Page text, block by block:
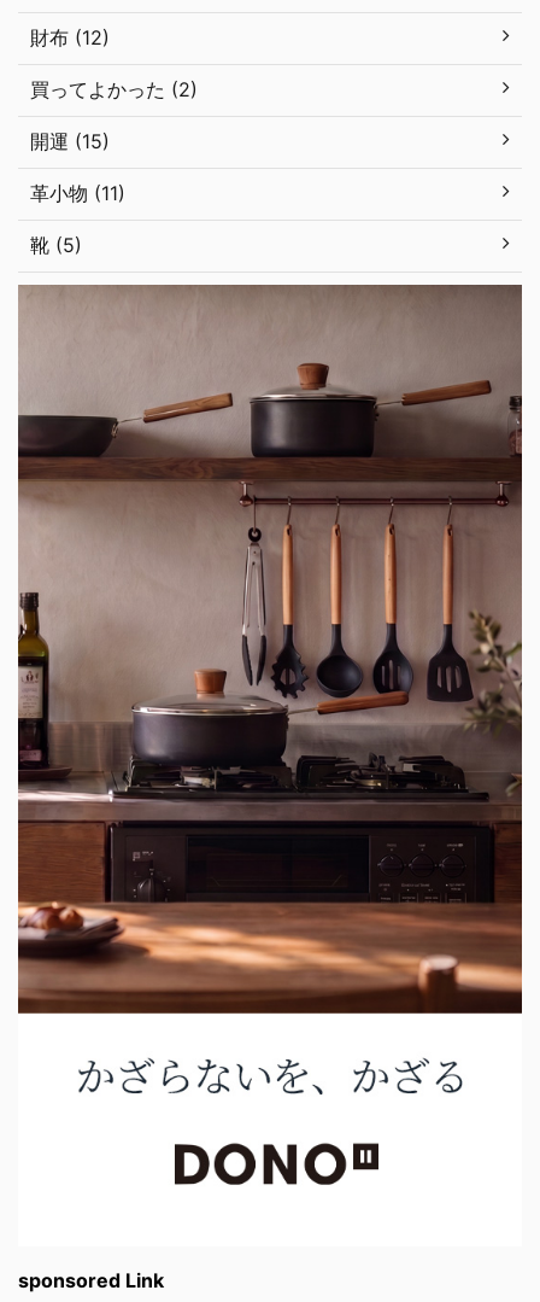
財布 (12)
買ってよかった (2)
開運 (15)
革小物 (11)
靴 (5)
sponsored Link